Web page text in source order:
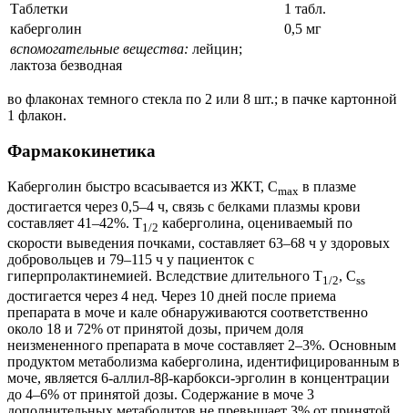
Таблетки
1 табл.
каберголин
0,5 мг
вспомогательные вещества: лейцин;
лактоза безводная
во флаконах темного стекла по 2 или 8 шт.; в пачке картонной
1 флакон.
Фармакокинетика
Каберголин быстро всасывается из ЖКТ, Cmax в плазме
достигается через 0,5–4 ч, связь с белками плазмы крови
составляет 41–42%. T1/2 каберголина, оцениваемый по
скорости выведения почками, составляет 63–68 ч у здоровых
добровольцев и 79–115 ч у пациенток с
гиперпролактинемией. Вследствие длительного T1/2, Css
достигается через 4 нед. Через 10 дней после приема
препарата в моче и кале обнаруживаются соответственно
около 18 и 72% от принятой дозы, причем доля
неизмененного препарата в моче составляет 2–3%. Основным
продуктом метаболизма каберголина, идентифицированным в
моче, является 6-аллил-8β-карбокси-эрголин в концентрации
до 4–6% от принятой дозы. Содержание в моче 3